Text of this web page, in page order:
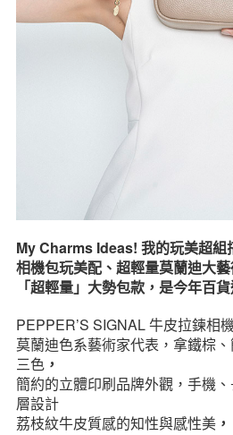
My Charms Ideas! 我的玩美超組
相機包玩美配、超輕量莫蘭迪大
「超輕量」大勢包款，是今年百
PEPPER’S SIGNAL 牛皮拉鍊相
莫蘭迪色系藝術家代表，拿鐵棕
三色 ，
簡約的立體印刷品牌外觀，手機
層設計
荔枝紋牛皮質感的知性與感性美 ，